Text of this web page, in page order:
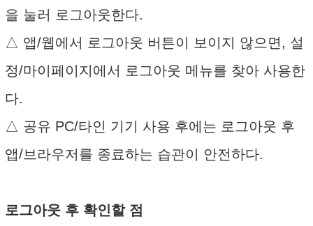
을 눌러 로그아웃한다.
△ 앱/웹에서 로그아웃 버튼이 보이지 않으면, 설
정/마이페이지에서 로그아웃 메뉴를 찾아 사용한
다.
△ 공유 PC/타인 기기 사용 후에는 로그아웃 후
앱/브라우저를 종료하는 습관이 안전하다.
로그아웃 후 확인할 점